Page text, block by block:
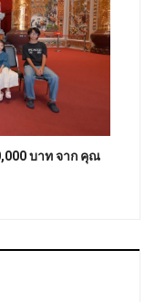
บาท จาก คุณ